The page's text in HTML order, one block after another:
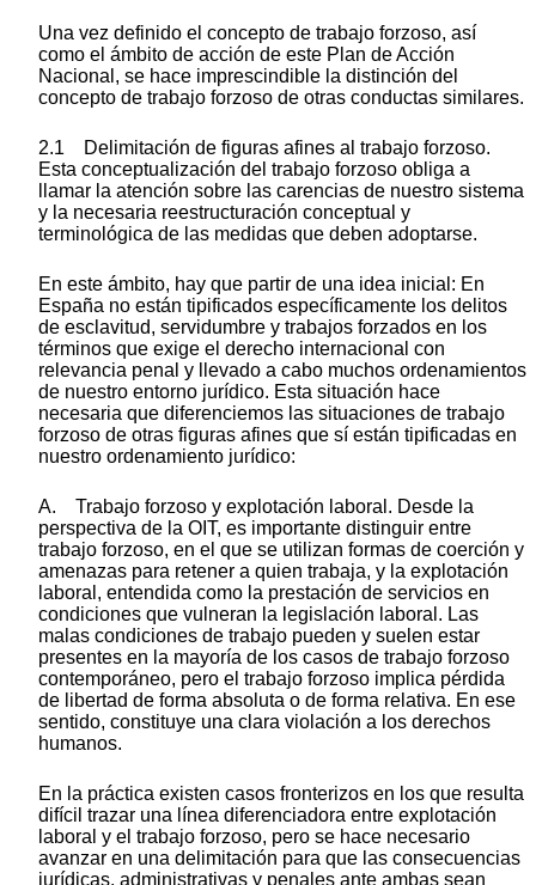
Una vez definido el concepto de trabajo forzoso, así
como el ámbito de acción de este Plan de Acción
Nacional, se hace imprescindible la distinción del
concepto de trabajo forzoso de otras conductas similares.
2.1 Delimitación de figuras afines al trabajo forzoso.
Esta conceptualización del trabajo forzoso obliga a
llamar la atención sobre las carencias de nuestro sistema
y la necesaria reestructuración conceptual y
terminológica de las medidas que deben adoptarse.
En este ámbito, hay que partir de una idea inicial: En
España no están tipificados específicamente los delitos
de esclavitud, servidumbre y trabajos forzados en los
términos que exige el derecho internacional con
relevancia penal y llevado a cabo muchos ordenamientos
de nuestro entorno jurídico. Esta situación hace
necesaria que diferenciemos las situaciones de trabajo
forzoso de otras figuras afines que sí están tipificadas en
nuestro ordenamiento jurídico:
A. Trabajo forzoso y explotación laboral. Desde la
perspectiva de la OIT, es importante distinguir entre
trabajo forzoso, en el que se utilizan formas de coerción y
amenazas para retener a quien trabaja, y la explotación
laboral, entendida como la prestación de servicios en
condiciones que vulneran la legislación laboral. Las
malas condiciones de trabajo pueden y suelen estar
presentes en la mayoría de los casos de trabajo forzoso
contemporáneo, pero el trabajo forzoso implica pérdida
de libertad de forma absoluta o de forma relativa. En ese
sentido, constituye una clara violación a los derechos
humanos.
En la práctica existen casos fronterizos en los que resulta
difícil trazar una línea diferenciadora entre explotación
laboral y el trabajo forzoso, pero se hace necesario
avanzar en una delimitación para que las consecuencias
jurídicas, administrativas y penales ante ambas sean